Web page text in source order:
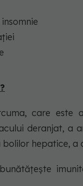
care este
deranjat, a
bolilor hepatice, a